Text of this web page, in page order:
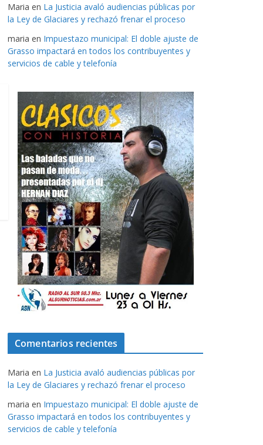
Maria en La Justicia avaló audiencias públicas por
la Ley de Glaciares y rechazó frenar el proceso
maria en Impuestazo municipal: El doble ajuste de
Grasso impactará en todos los contribuyentes y
servicios de cable y telefonía
Comentarios recientes
Maria en La Justicia avaló audiencias públicas por
la Ley de Glaciares y rechazó frenar el proceso
maria en Impuestazo municipal: El doble ajuste de
Grasso impactará en todos los contribuyentes y
servicios de cable y telefonía